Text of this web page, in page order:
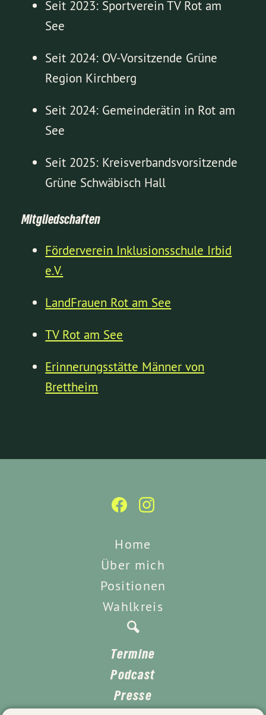
Seit 2023: Sportverein TV Rot am
See
Seit 2024: OV-Vorsitzende Grüne
Region Kirchberg
Seit 2024: Gemeinderätin in Rot am
See
Seit 2025: Kreisverbandsvorsitzende
Grüne Schwäbisch Hall
Mitgliedschaften
Förderverein Inklusionsschule Irbid
e.V.
LandFrauen Rot am See
TV Rot am See
Erinnerungsstätte Männer von
Brettheim
Home
Über mich
Positionen
Wahlkreis
Termine
Podcast
Presse